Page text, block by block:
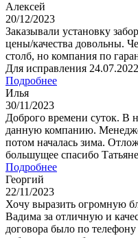
Алексей
20/12/2023
Заказывали установку
цены/качества довольны.
столб, но компания по
Для исправления
Подробнее
Илья
30/11/2023
Доброго времени суток. В
данную компанию.
потом началась зима.
большущее спасибо
Подробнее
Георгий
22/11/2023
Хочу выразить огромную
Вадима за отличную и
договора было по